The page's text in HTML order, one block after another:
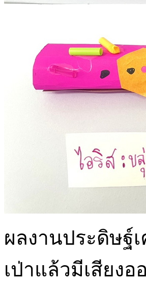
ผลงานประดิษฐ์
เป่าแล้วมีเสียงอ